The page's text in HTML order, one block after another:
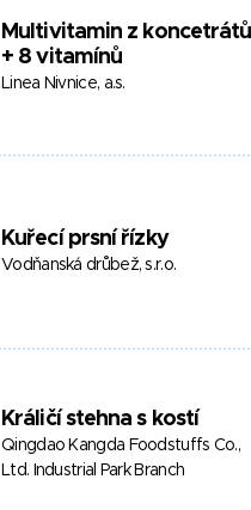
Multivitamin z koncetrátů
+ 8 vitamínů
Linea Nivnice, a.s.
Kuřecí prsní řízky
Vodňanská drůbež, s.r.o.
Králičí stehna s kostí
Qingdao Kangda Foodstuffs Co.,
Ltd. Industrial Park Branch